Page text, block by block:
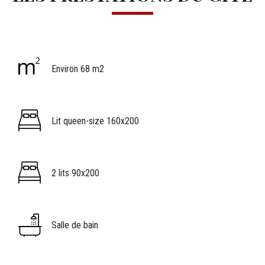
Icônes
Image Légende icône
Environ 68 m2
Image Légende icône
Lit queen-size 160x200
Image Légende icône
2 lits 90x200
Image Légende icône
Salle de bain